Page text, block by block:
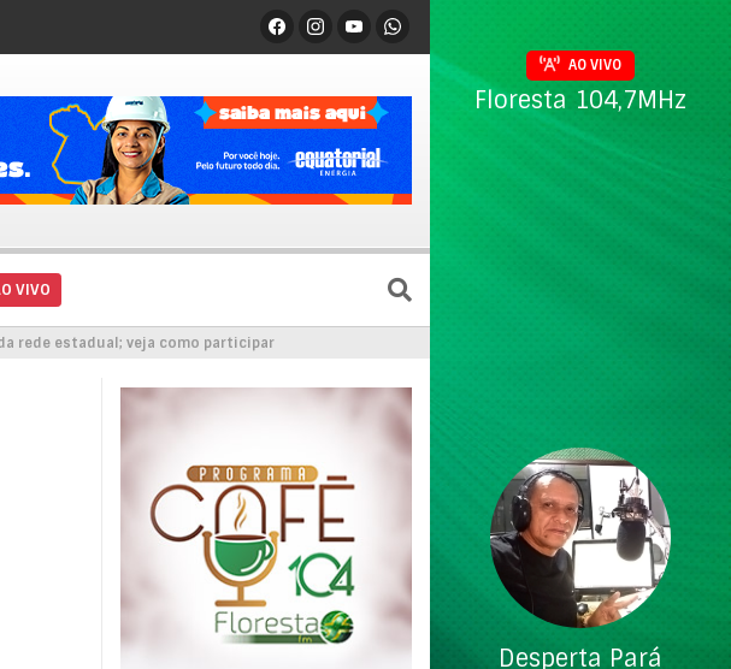
VIVO
rede estadual; veja como participar
AO VIVO
Floresta 104,7MHz
Desperta Pará